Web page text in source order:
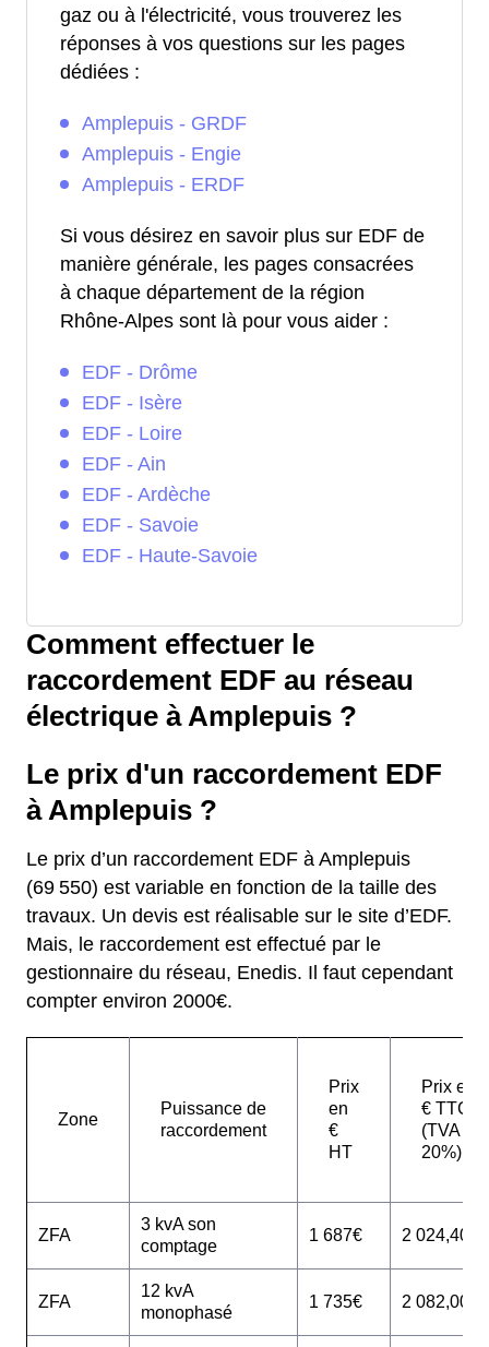
gaz ou à l'électricité, vous trouverez les
réponses à vos questions sur les pages
dédiées :
Amplepuis - GRDF
Amplepuis - Engie
Amplepuis - ERDF
Si vous désirez en savoir plus sur EDF de
manière générale, les pages consacrées
à chaque département de la région
Rhône-Alpes sont là pour vous aider :
EDF - Drôme
EDF - Isère
EDF - Loire
EDF - Ain
EDF - Ardèche
EDF - Savoie
EDF - Haute-Savoie
Comment effectuer le
raccordement EDF au réseau
électrique à Amplepuis ?
Le prix d'un raccordement EDF
à Amplepuis ?
Le prix d’un raccordement EDF à Amplepuis
(69 550) est variable en fonction de la taille des
travaux. Un devis est réalisable sur le site d’EDF.
Mais, le raccordement est effectué par le
gestionnaire du réseau, Enedis. Il faut cependant
compter environ 2000€.
Zone
Puissance de
raccordement
Prix
en
€
HT
Prix en
€ TTC
(TVA
20%)
ZFA
3 kvA son
comptage
1 687€ 2 024,40€
ZFA
12 kvA
monophasé
1 735€ 2 082,00€